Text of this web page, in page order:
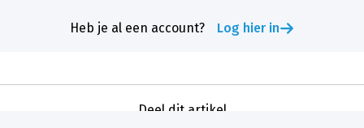
Heb je al een account? Log hier in
Deel dit artikel